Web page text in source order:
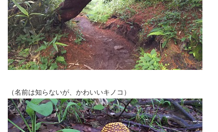
（名前は知らないが、かわいいキノコ）